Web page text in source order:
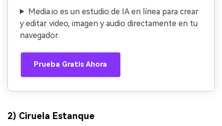
Media.io es un estudio de IA en línea para crear
y editar video, imagen y audio directamente en tu
navegador.
Prueba Gratis Ahora
2) Ciruela Estanque